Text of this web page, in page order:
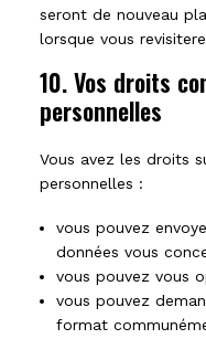
seront de nouveau
lorsque vous
10. Vos droits
personnelles
Vous avez les droits
personnelles :
vous pouvez
données vous
vous pouvez vous
vous pouvez
format